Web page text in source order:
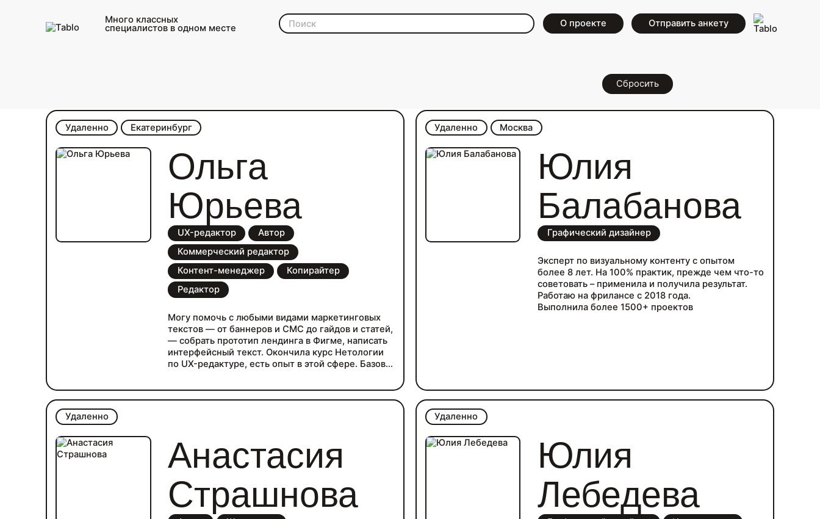
Много классных
специалистов в одном месте О проекте Отправить анкету
Каталог фрилансеров для медиа и digital
Сбросить
Удаленно Екатеринбург
Ольга
Юрьева
UX-редактор
Автор
Коммерческий редактор
Контент-менеджер
Копирайтер
Редактор
Могу помочь с любыми видами маркетинговых
текстов — от баннеров и СМС до гайдов и статей,
— собрать прототип лендинга в Фигме, написать
интерфейсный текст. Окончила курс Нетологии
по UX-редактуре, есть опыт в этой сфере. Базово
немного — с Вордпрессом. Умею проводить
интервью и менеджерить процессы.
Удаленно Москва
Юлия
Балабанова
Графический дизайнер
Эксперт по визуальному контенту с опытом
более 8 лет. На 100% практик, прежде чем что-то
советовать – применила и получила результат.
Работаю на фрилансе с 2018 года.
Выполнила более 1500+ проектов
Удаленно
Анастасия
Страшнова
Удаленно
Юлия
Лебедева